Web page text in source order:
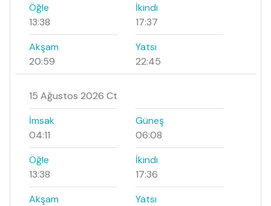
Öğle
13:38
İkindi
17:37
Akşam
20:59
Yatsı
22:45
15 Ağustos 2026 Ct
İmsak
04:11
Güneş
06:08
Öğle
13:38
İkindi
17:36
Akşam
Yatsı